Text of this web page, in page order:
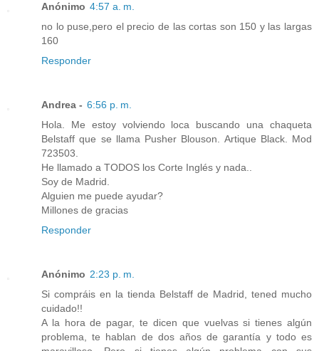
Anónimo 4:57 a. m.
no lo puse,pero el precio de las cortas son 150 y las largas
160
Responder
Andrea - 6:56 p. m.
Hola. Me estoy volviendo loca buscando una chaqueta
Belstaff que se llama Pusher Blouson. Artique Black. Mod
723503.
He llamado a TODOS los Corte Inglés y nada..
Soy de Madrid.
Alguien me puede ayudar?
Millones de gracias
Responder
Anónimo 2:23 p. m.
Si compráis en la tienda Belstaff de Madrid, tened mucho
cuidado!!
A la hora de pagar, te dicen que vuelvas si tienes algún
problema, te hablan de dos años de garantía y todo es